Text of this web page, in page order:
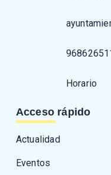
Horario
Acceso rápido
Actualidad
Eventos